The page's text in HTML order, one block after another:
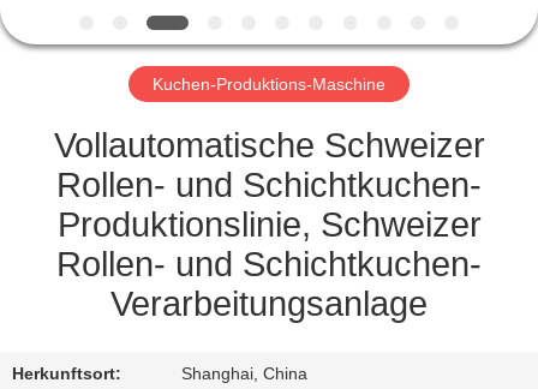
SIE
MIT
VERBINDUNG
NACHRICHTEN
SIE
Kuchen-Produktions-Maschine
Vollautomatische Schweizer
Rollen- und Schichtkuchen-
Produktionslinie, Schweizer
Rollen- und Schichtkuchen-
Verarbeitungsanlage
Herkunftsort: Shanghai, China